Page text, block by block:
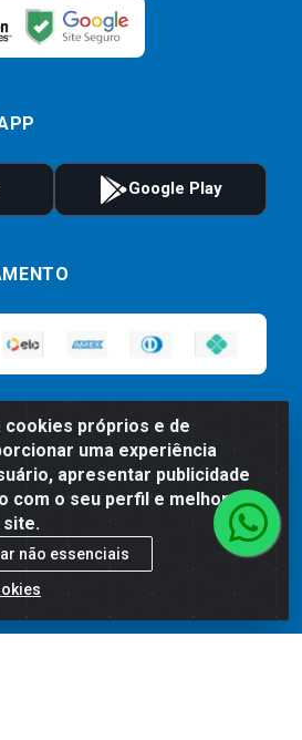
próprios e de
uma experiência
apresentar publicidade
com o seu perfil e melhorar a
site.
não essenciais
de pagamento e frete são válidos
exclusivamente pelo site. Caso haja
um produto, será válido o preço que for
do site no momento do pagamento.
a análise e disponibilidade do estoque.